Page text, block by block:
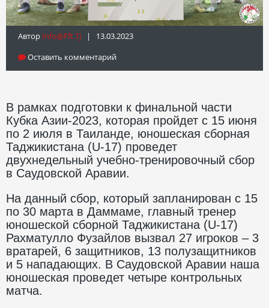
Автор Info@fft.tj | 13.03.2023
Оставить комментарий
В рамках подготовки к финальной части
Кубка Азии-2023, которая пройдет с 15 июня
по 2 июля в Таиланде, юношеская сборная
Таджикистана (U-17) проведет
двухнедельный учебно-тренировочный сбор
в Саудовской Аравии.
На данный сбор, который запланирован с 15
по 30 марта в Даммаме, главный тренер
юношеской сборной Таджикистана (U-17)
Рахматулло Фузайлов вызвал 27 игроков – 3
вратарей, 6 защитников, 13 полузащитников
и 5 нападающих. В Саудовской Аравии наша
юношеская проведет четыре контрольных
матча.